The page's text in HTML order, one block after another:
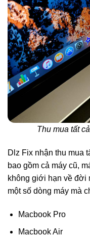
Thu mua tất
Dlz Fix nhận thu mua
bao gồm cả máy cũ,
không giới hạn về đời
một số dòng máy mà
Macbook Pro
Macbook Air